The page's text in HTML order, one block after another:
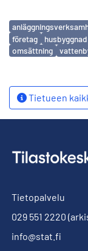
Avainsanat
företag
husbyggnad
omsättning
Tietueen
Tietopalvelu
029 551 2220
info@stat.fi